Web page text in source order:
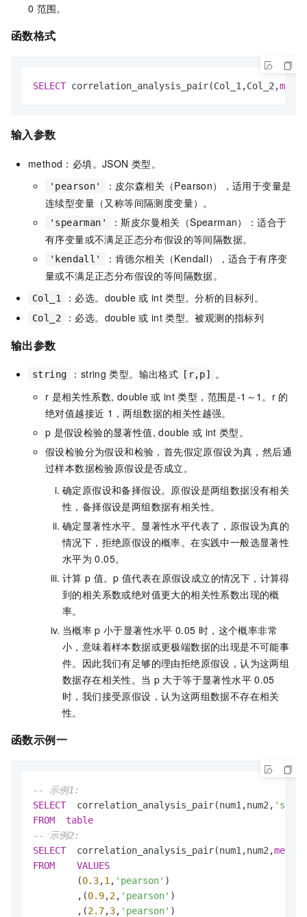
0 范围。
函数格式
SELECT correlation_analysis_pair(Col_1,Col_2,
输入参数
method：必填。JSON 类型。
'pearson'
：皮尔森相关（Pearson），适用于变量是
连续型变量（又称等间隔测度变量）。
'spearman'
：斯皮尔曼相关（Spearman）：适合于
有序变量或不满足正态分布假设的等间隔数据。
'kendall'
：肯德尔相关（Kendall），适合于有序变
量或不满足正态分布假设的等间隔数据。
Col_1 ：必选。double 或 int 类型。分析的目标列。
Col_2 ：必选。double 或 int 类型。被观测的指标列
输出参数
string ：string 类型。输出格式 [r,p]
。
r 是相关性系数, double 或 int 类型，范围是-1～1。r 的
绝对值越接近 1，两组数据的相关性越强。
p 是假设检验的显著性值, double 或 int 类型。
假设检验分为假设和检验，首先假定原假设为真，然后通
过样本数据检验原假设是否成立。
确定原假设和备择假设。原假设是两组数据没有相关
性，备择假设是两组数据有相关性。
确定显著性水平。显著性水平代表了，原假设为真的
情况下，拒绝原假设的概率。在实践中一般选显著性
水平为 0.05。
计算 p 值。p 值代表在原假设成立的情况下，计算得
到的相关系数或绝对值更大的相关性系数出现的概
率。
当概率 p 小于显著性水平 0.05 时，这个概率非常
小，意味着样本数据或更极端数据的出现是不可能事
件。因此我们有足够的理由拒绝原假设，认为这两组
数据存在相关性。当 p 大于等于显著性水平 0.05
时，我们接受原假设，认为这两组数据不存在相关
性。
函数示例一
-- 示例1:
SELECT
  correlation_analysis_pair(num1,num2,
FROM
table
-- 示例2:
SELECT
  correlation_analysis_pair(num1,num2,
method
FROM
VALUES
        (
0.3,1 , 'pearson' )
        ,(
0.9,2, 'pearson' )
        ,(
2.7,3, 'pearson' )